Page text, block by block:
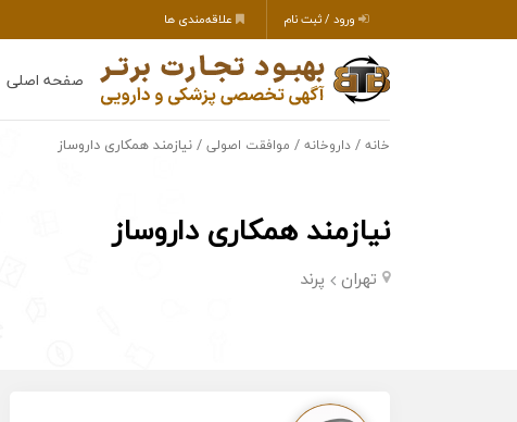
ورود / ثبت نام علاقه‌مندی ها
صفحه اصلی
خانه / داروخانه / موافقت اصولی / نیازمند همکاری داروساز
نیازمند همکاری داروساز
تهران پرند